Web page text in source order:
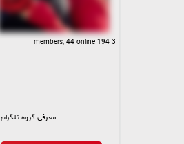
3 194 members, 44 online
معرفی گروه تلگرام